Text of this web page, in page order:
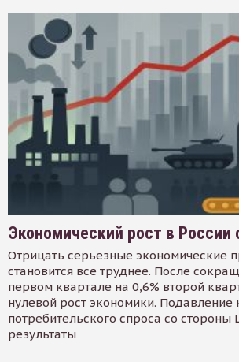
Экономический рост в России
Отрицать серьезные экономические
становится все труднее. После
первом квартале на 0,6% второй
нулевой рост экономики. Подавление
потребительского спроса со стороны
результаты